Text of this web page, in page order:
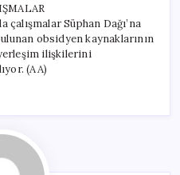
Süphan Dağı’na
obsidyen kaynaklarının
yerleşim ilişkilerini
(AA)